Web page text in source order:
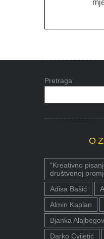
Pretraga
"Kreativno
društvenoj
Adisa Bašić
Almin Kaplan
Bjanka
Darko Cvijetić